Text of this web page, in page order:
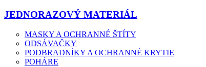
JEDNORAZOVÝ MATERIÁL
MASKY A OCHRANNÉ ŠTÍTY
ODSÁVAČKY
PODBRADNÍKY A OCHRANNÉ KRYTIE
POHÁRE